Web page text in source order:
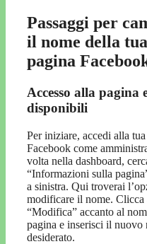
Passaggi per
il nome della tua
pagina
Accesso alla pagina
disponibili
Per iniziare, accedi alla
Facebook come
volta nella dashboard,
“Informazioni sulla
a sinistra. Qui troverai
modificare il nome. Clicca
“Modifica” accanto al
pagina e inserisci il nuovo
desiderato.